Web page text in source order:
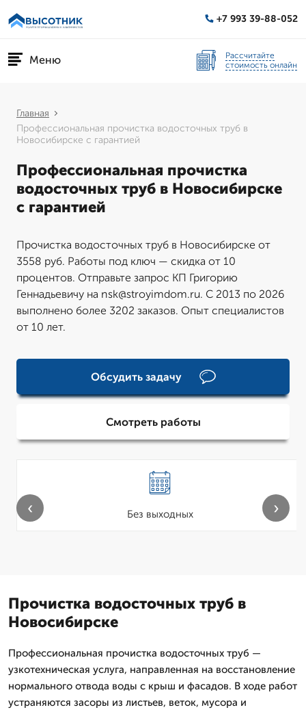
+7 993 39-88-052
Меню
Рассчитайте
стоимость онлайн
Главная
Профессиональная прочистка водосточных труб в
Новосибирске с гарантией
Профессиональная прочистка
водосточных труб в Новосибирске
с гарантией
Прочистка водосточных труб в Новосибирске от
3558 руб. Работы под ключ — скидка от 10
процентов. Отправьте запрос КП Григорию
Геннадьевичу на nsk@stroyimdom.ru. С 2013 по 2026
выполнено более 3202 заказов. Опыт специалистов
от 10 лет.
Обсудить задачу
Смотреть работы
Без выходных
‹ ›
Прочистка водосточных труб в
Новосибирске
Профессиональная прочистка водосточных труб —
узкотехническая услуга, направленная на восстановление
нормального отвода воды с крыш и фасадов. В ходе работ
устраняются засоры из листьев, веток, мусора и